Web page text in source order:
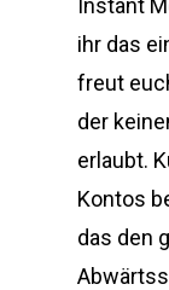
Instant
ihr das
freut
der
erlaubt.
Kontos
das den